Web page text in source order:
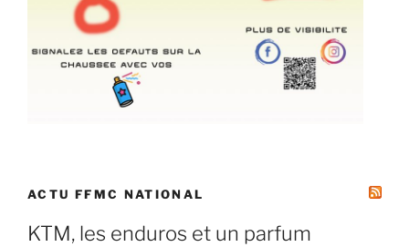
ACTU FFMC NATIONAL
KTM, les enduros et un parfum